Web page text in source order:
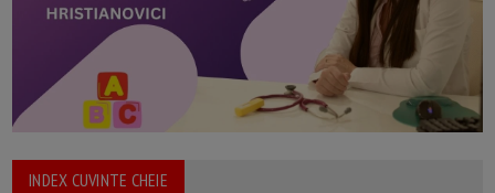
INDEX CUVINTE CHEIE